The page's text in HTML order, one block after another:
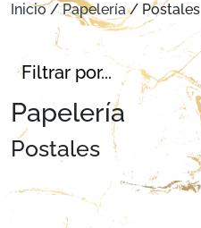
Inicio/Papelería/ Postales
Filtrar por...
Papelería
Postales